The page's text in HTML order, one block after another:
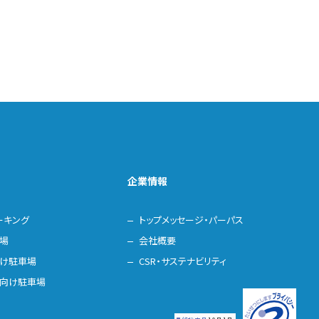
キング
駐車場
け駐車場
企業情報
トップメッセージ・パーパス
会社概要
CSR・サステナビリティ